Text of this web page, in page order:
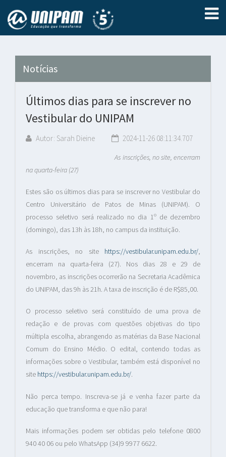
Notícias
Últimos dias para se inscrever no
Vestibular do UNIPAM
Autor: Sarah Dieine 2024-11-26 08:11:34.707
As inscrições, no site, encerram
na quarta-feira (27)
Estes são os últimos dias para se inscrever no Vestibular do
Centro Universitário de Patos de Minas (UNIPAM). O
processo seletivo será realizado no dia 1º de dezembro
(domingo), das 13h às 18h, no campus da instituição.
As inscrições, no site https://vestibular.unipam.edu.br/,
encerram na quarta-feira (27). Nos dias 28 e 29 de
novembro, as inscrições ocorrerão na Secretaria Acadêmica
do UNIPAM, das 9h às 21h. A taxa de inscrição é de R$85,00.
O processo seletivo será constituído de uma prova de
redação e de provas com questões objetivas do tipo
múltipla escolha, abrangendo as matérias da Base Nacional
Comum do Ensino Médio. O edital, contendo todas as
informações sobre o Vestibular, também está disponível no
site https://vestibular.unipam.edu.br/.
Não perca tempo. Inscreva-se já e venha fazer parte da
educação que transforma e que não para!
Mais informações podem ser obtidas pelo telefone 0800
940 40 06 ou pelo WhatsApp (34)9 9977 6622.